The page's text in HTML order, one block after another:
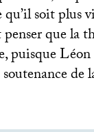
qu’il soit plus
que la
puisque
soutenance